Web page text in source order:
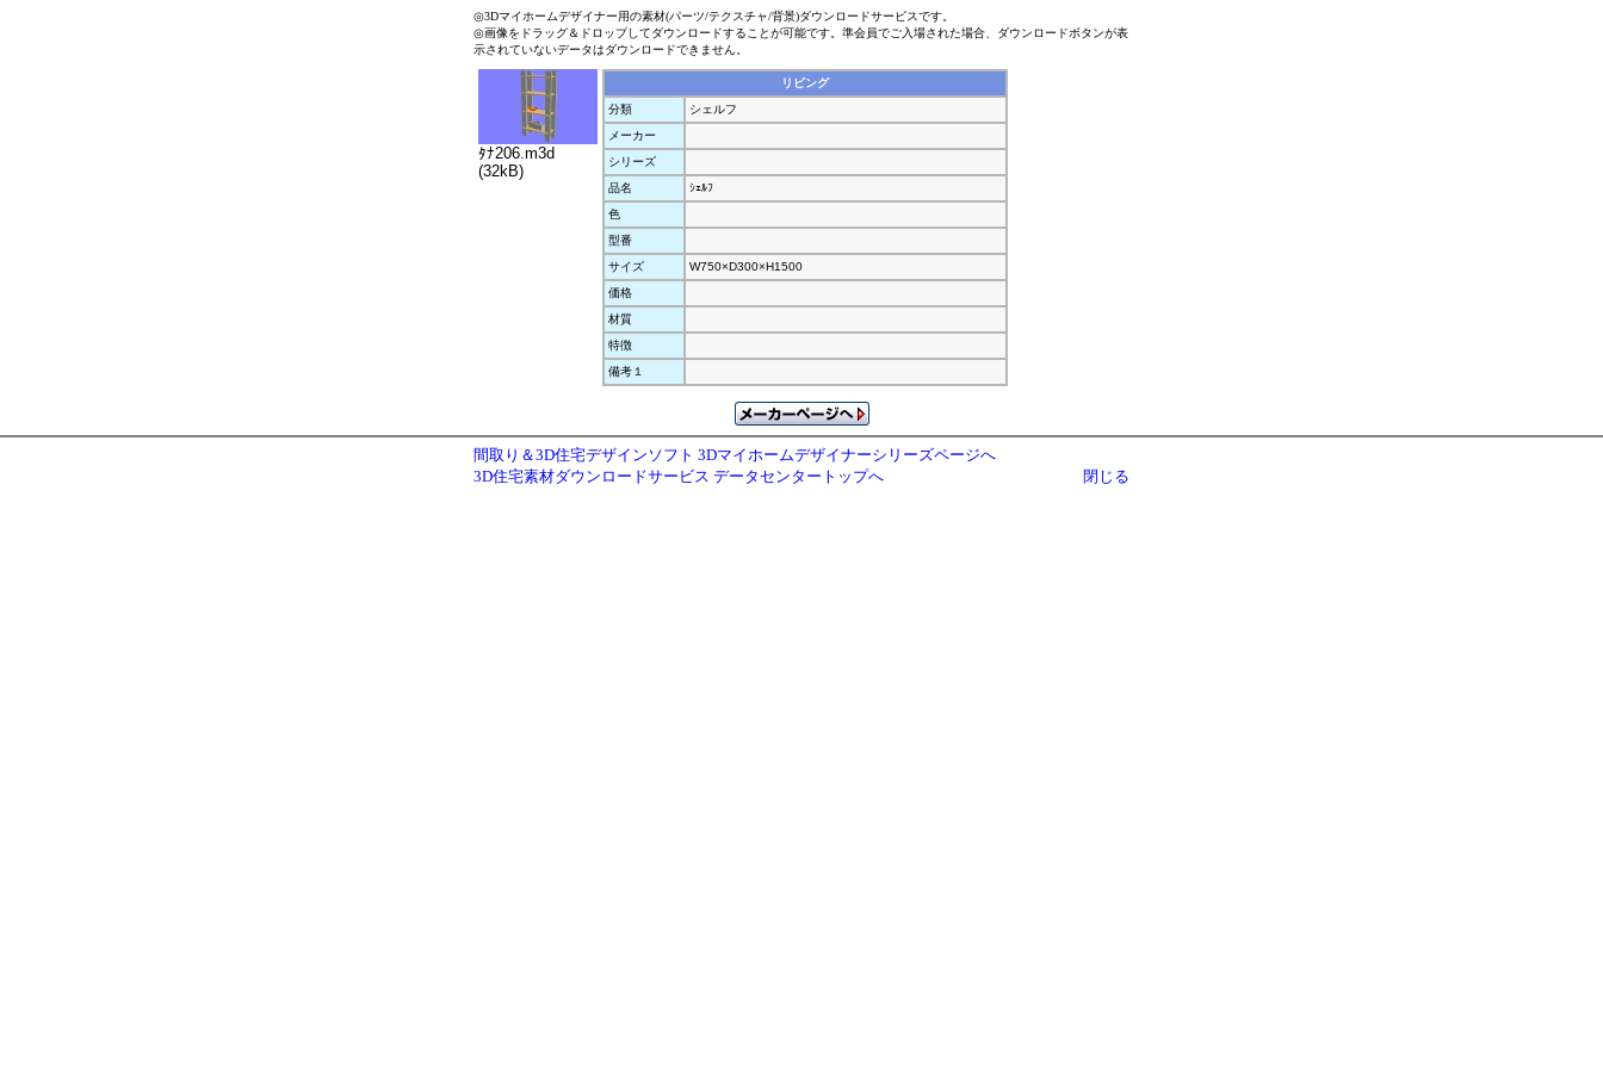
◎3Dマイホームデザイナー用の素材(パーツ/テクスチャ/背景)ダウンロードサービスです。
◎画像をドラッグ＆ドロップしてダウンロードすることが可能です。準会員でご入場された場合、ダウンロードボタンが表
示されていないデータはダウンロードできません。
ﾀﾅ206.m3d
(32kB)
リビング
分類
シェルフ
メーカー
シリーズ
品名
ｼｪﾙﾌ
色
型番
サイズ
W750×D300×H1500
価格
材質
特徴
備考１
間取り＆3D住宅デザインソフト 3Dマイホームデザイナーシリーズページへ
3D住宅素材ダウンロードサービス データセンタートップへ
閉じる